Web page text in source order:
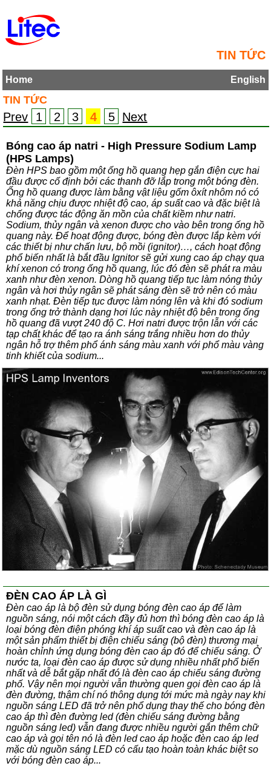
TIN TỨC
Home English
TIN TỨC
Prev 1 2 3 4 5 Next
Bóng cao áp natri - High Pressure Sodium Lamp
(HPS Lamps)
Đèn HPS bao gồm một ống hồ quang hẹp gắn điện cực hai
đầu được cố định bởi các thanh đỡ lắp trong một bóng đèn.
Ống hồ quang được làm bằng vật liệu gốm ôxít nhôm nó có
khả năng chịu được nhiệt độ cao, áp suất cao và đặc biệt là
chống được tác động ăn mồn của chất kiềm như natri.
Sodium, thủy ngân và xenon được cho vào bên trong ống hồ
quang này. Để hoạt động được, bóng đèn được lắp kèm với
các thiết bị như chấn lưu, bộ mồi (ignitor)…, cách hoạt động
phổ biến nhất là bắt đầu Ignitor sẽ gửi xung cao áp chạy qua
khí xenon có trong ống hồ quang, lúc đó đèn sẽ phát ra màu
xanh như đèn xenon. Dòng hồ quang tiếp tục làm nóng thủy
ngân và hơi thủy ngân sẽ phát sáng đèn sẽ trở nên có màu
xanh nhạt. Đèn tiếp tục được làm nóng lên và khi đó sodium
trong ống trở thành dạng hơi lúc này nhiệt độ bên trong ống
hồ quang đã vượt 240 độ C. Hơi natri được trộn lẫn với các
tạp chất khác để tạo ra ánh sáng trắng nhiều hơn do thủy
ngân hỗ trợ thêm phổ ánh sáng màu xanh với phổ màu vàng
tinh khiết của sodium...
ĐÈN CAO ÁP LÀ GÌ
Đèn cao áp là bộ đèn sử dụng bóng đèn cao áp để làm
nguồn sáng, nói một cách đầy đủ hơn thì bóng đèn cao áp là
loại bóng đèn điện phóng khí áp suất cao và đèn cao áp là
một sản phẩm thiết bị điện chiếu sáng (bộ đèn) thương mại
hoàn chỉnh ứng dụng bóng đèn cao áp đó để chiếu sáng. Ở
nước ta, loại đèn cao áp được sử dụng nhiều nhất phổ biến
nhất và dễ bắt gặp nhất đó là đèn cao áp chiếu sáng đường
phố. Vậy nên mọi người vẫn thường quen gọi đèn cao áp là
đèn đường, thậm chí nó thông dụng tới mức mà ngày nay khi
nguồn sáng LED đã trở nên phổ dụng thay thế cho bóng đèn
cao áp thì đèn đường led (đèn chiếu sáng đường bằng
nguồn sáng led) vẫn đang được nhiều người gắn thêm chữ
cao áp và gọi tên nó là đèn led cao áp hoặc đèn cao áp led
mặc dù nguồn sáng LED có cấu tạo hoàn toàn khác biệt so
với bóng đèn cao áp...